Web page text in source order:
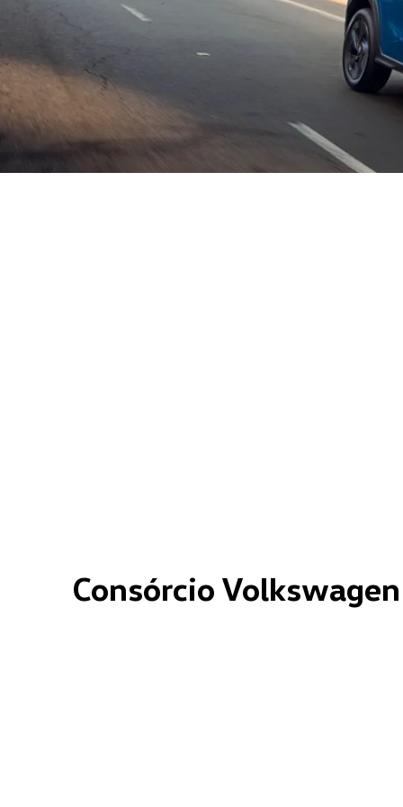
Consórcio